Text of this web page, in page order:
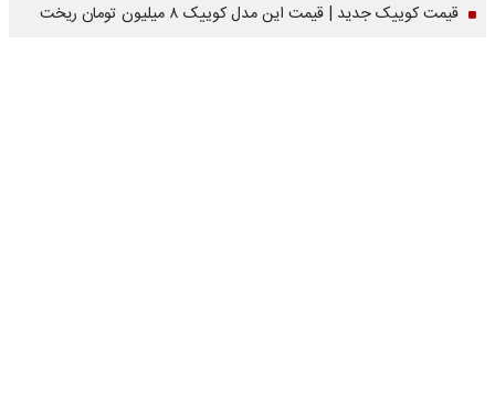
قیمت کوییک جدید | قیمت این مدل کوییک ۸ میلیون تومان ریخت